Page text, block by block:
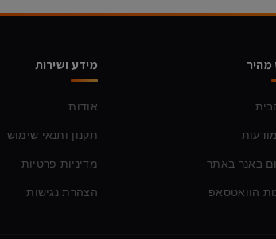
מהיר
באנר באתר
הוואטסאפ
מידע ושירות
אודות
תקנון ותנאי שימוש
מדיניות פרטיות
הצהרת נגישות